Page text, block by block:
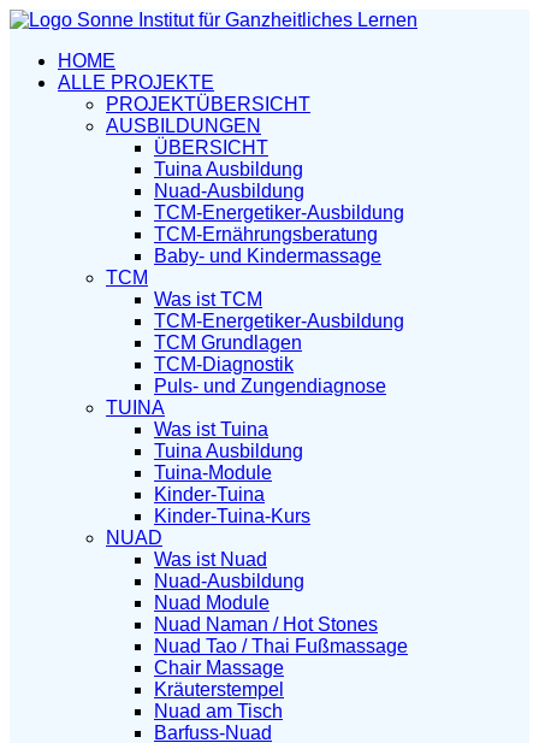
HOME
ALLE PROJEKTE
PROJEKTÜBERSICHT
AUSBILDUNGEN
ÜBERSICHT
Tuina Ausbildung
Nuad-Ausbildung
TCM-Energetiker-Ausbildung
TCM-Ernährungsberatung
Baby- und Kindermassage
TCM
Was ist TCM
TCM-Energetiker-Ausbildung
TCM Grundlagen
TCM-Diagnostik
Puls- und Zungendiagnose
TUINA
Was ist Tuina
Tuina Ausbildung
Tuina-Module
Kinder-Tuina
Kinder-Tuina-Kurs
NUAD
Was ist Nuad
Nuad-Ausbildung
Nuad Module
Nuad Naman / Hot Stones
Nuad Tao / Thai Fußmassage
Chair Massage
Kräuterstempel
Nuad am Tisch
Barfuss-Nuad